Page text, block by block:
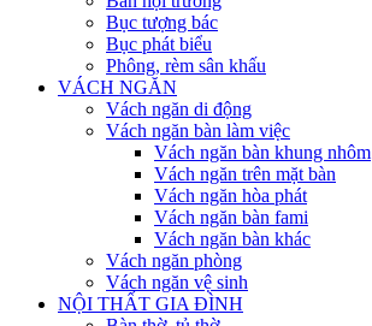
Bục tượng bác
Bục phát biểu
Phông, rèm sân khấu
VÁCH NGĂN
Vách ngăn di động
Vách ngăn bàn làm việc
Vách ngăn bàn khung nhôm
Vách ngăn trên mặt bàn
Vách ngăn hòa phát
Vách ngăn bàn fami
Vách ngăn bàn khác
Vách ngăn phòng
Vách ngăn vệ sinh
NỘI THẤT GIA ĐÌNH